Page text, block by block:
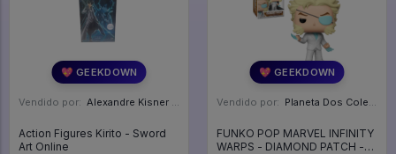
💖 GEEKDOWN
Vendido por: Alexandre Kisner - PR
Action Figures Kirito - Sword
Art Online
💖 GEEKDOWN
Vendido por: Planeta Dos Colecionaveis - SP
FUNKO POP MARVEL INFINITY
WARPS - DIAMOND PATCH -